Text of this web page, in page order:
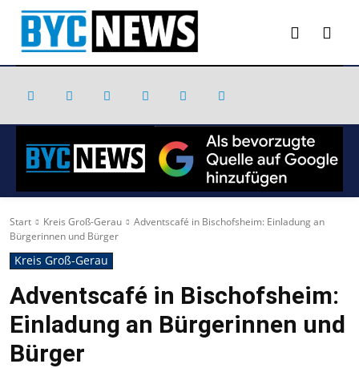
Start Kreis Groß-Gerau
Adventscafé in Bischofsheim: Einladung an
Bürgerinnen und Bürger
Kreis Groß-Gerau
Adventscafé in Bischofsheim:
Einladung an Bürgerinnen und
Bürger